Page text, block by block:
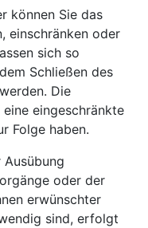
können Sie das
einschränken oder
sich so
Schließen des
Die
eingeschränkte
Folge haben.
oder der
erwünschter
sind, erfolgt